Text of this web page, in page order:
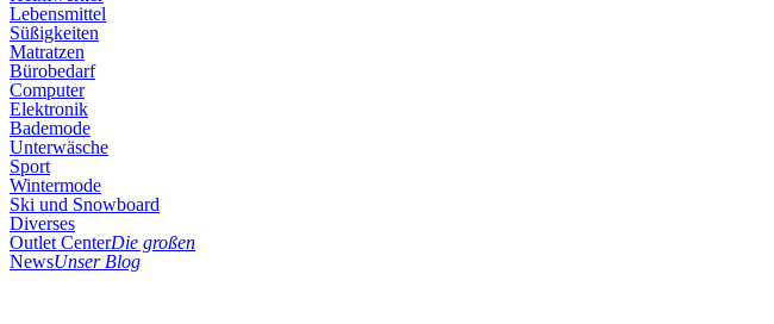
Lebensmittel
Süßigkeiten
Matratzen
Bürobedarf
Computer
Elektronik
Bademode
Unterwäsche
Sport
Wintermode
Ski und Snowboard
Diverses
Outlet CenterDie großen
NewsUnser Blog